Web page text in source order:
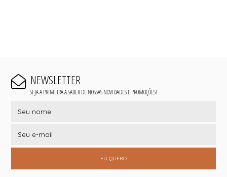
NEWSLETTER
SEJA A PRIMEIRA A SABER DE NOSSAS NOVIDADES E PROMOÇÕES!
EU QUERO